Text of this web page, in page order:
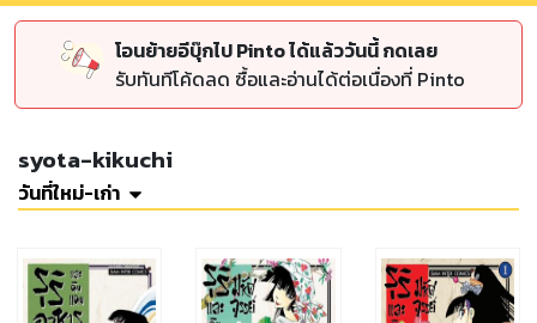
โอนย้ายอีบุ๊กไป Pinto ได้แล้ววันนี้ กดเลย
รับทันทีโค้ดลด ซื้อและอ่านได้ต่อเนื่องที่ Pinto
syota-kikuchi
วันที่ใหม่-เก่า